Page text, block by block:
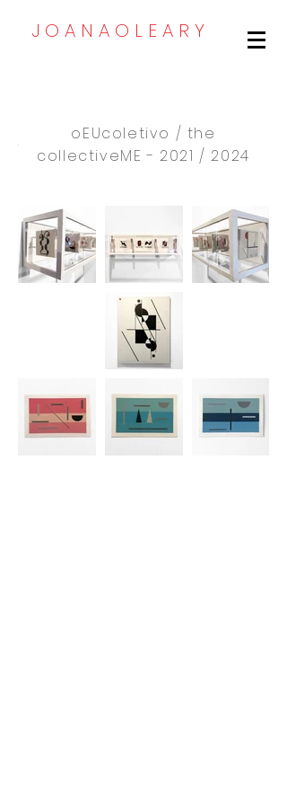
J O A N A O L E A R Y
oEUcoletivo / the
collectiveME - 2021 / 2024